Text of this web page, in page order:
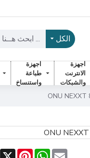
الكل
اجهزة
الانترنت
والشبكات
اجهزة
طباعة
واستنساخ
ONU NEXXT
X
Pinterest
WhatsAppEmail